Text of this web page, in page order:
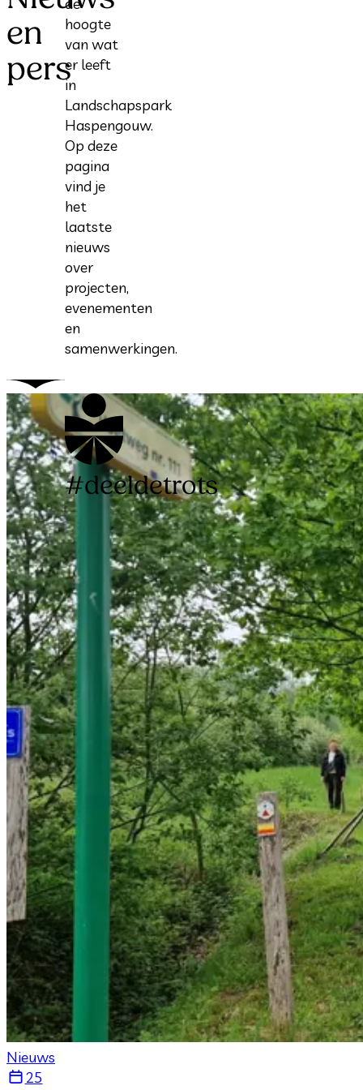
en
pers
hoogte
van wat
er leeft
in
Landschapspark
Haspengouw.
Op deze
pagina
vind je
het
laatste
nieuws
over
projecten,
evenementen
en
samenwerkingen.
Nieuws
25
#deeldetrots